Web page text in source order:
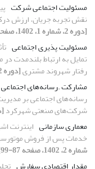
مسئولیت اجتماعی شرکت
نقش تجربه جریان، ارزش
[دوره 2، شماره 1، 1402، صفحه 1-23]
مسئولیت پذیری اجتماعی
تمایل به ارتباط بلندمدت
رفتار شهروند مشتری[دوره 2، شماره 2، 1402، صفحه 112-132]
مشارکت .رسانه‌های
رسانه‌های اجتماعی بر
شرکت‌های صنعتی شهرکرد
معماری سازمانی اینترنت
خدمات پس از فروش
شماره 2، 1402، صفحه 87-99]
مقدار اقتصادی سفارش